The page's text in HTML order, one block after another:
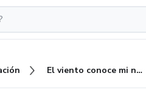
El viento conoce mi nombre